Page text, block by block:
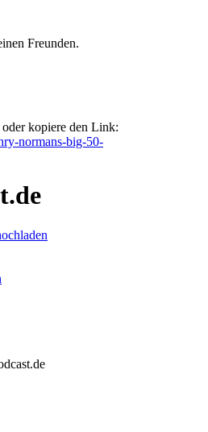
Freunden.
kopiere den Link:
normans-big-50-